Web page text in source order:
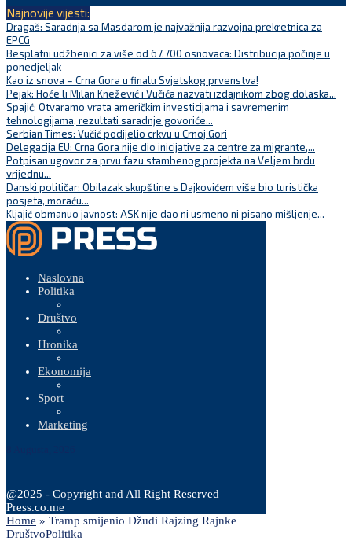
Najnovije vijesti:
Dragaš: Saradnja sa Masdarom je najvažnija razvojna prekretnica za
EPCG
Besplatni udžbenici za više od 67.700 osnovaca: Distribucija počinje u
ponedjeljak
Kao iz snova – Crna Gora u finalu Svjetskog prvenstva!
Pejak: Hoće li Milan Knežević i Vučića nazvati izdajnikom zbog dolaska...
Spajić: Otvaramo vrata američkim investicijama i savremenim
tehnologijama, rezultati saradnje govoriće...
Serbian Times: Vučić podijelio crkvu u Crnoj Gori
Delegacija EU: Crna Gora nije dio inicijative za centre za migrante,...
Potpisan ugovor za prvu fazu stambenog projekta na Veljem brdu
vrijednu...
Danski političar: Obilazak skupštine s Dajkovićem više bio turistička
posjeta, moraću...
Kljajić obmanuo javnost: ASK nije dao ni usmeno ni pisano mišljenje...
Naslovna
Politika
Društvo
Hronika
Ekonomija
Sport
Marketing
@2025 - Copyright and All Right Reserved
Press.co.me
Home » Tramp smijenio Džudi Rajzing Rajnke
DruštvoPolitika